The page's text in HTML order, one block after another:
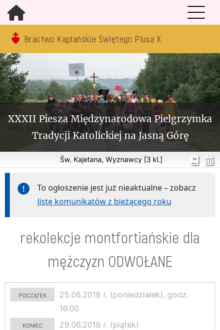
Bractwo Kapłańskie Świętego Piusa X
XXXII Piesza Międzynarodowa Pielgrzymka
Tradycji Katolickiej na Jasną Górę
Św. Kajetana, Wyznawcy [3 kl.]
To ogłoszenie jest już nieaktualne – zobacz
listę komunikatów z bieżącego roku
rekolekcje montfortiańskie dla
mężczyzn ODWOŁANE
początek
25.06.2018 r. (poniedziałek), godz.
16.00
koniec
29.06.2018 r. (piątek)